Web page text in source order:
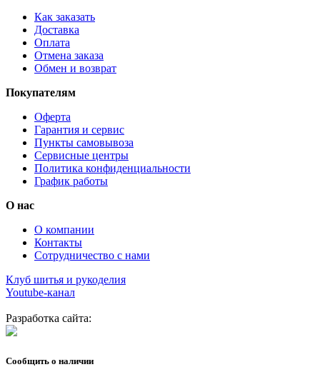
Как заказать
Доставка
Оплата
Отмена заказа
Обмен и возврат
Покупателям
Оферта
Гарантия и сервис
Пункты самовывоза
Сервисные центры
Политика конфиденциальности
График работы
О нас
О компании
Контакты
Сотрудничество с нами
Клуб шитья и рукоделия
Youtube-канал
Разработка сайта:
Сообщить о наличии